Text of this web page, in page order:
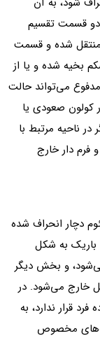
دو قسمت تقسیم
شده و قسمت
بخیه شده و یا از
می‌تواند حالت
کولون صعودی یا
ناحیه مرتبط با
فرم دار خارج
دچار انحراف شده
به شکل
و بخش دیگر
خارج می‌شود. در
قرار ندارد، به
مخصوص